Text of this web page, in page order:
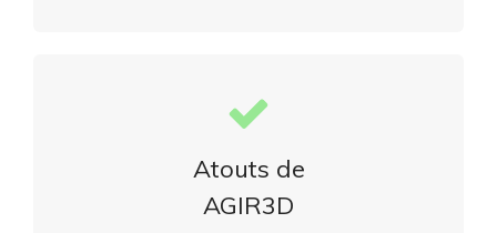
Atouts de
AGIR3D